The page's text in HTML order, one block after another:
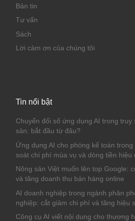
Bản tin
Tư vấn
Sách
Lời cảm ơn của chúng tôi
Tin nổi bật
Chuyển đổi số ứng dụng AI trong truy
sản: bắt đầu từ đâu?
Ứng dụng AI cho phòng kế toán
soát chi phí mùa vụ và dòng tiền hiệu
Nông sản Việt muốn lên top Google:
và tăng doanh thu bán hàng online
AI doanh nghiệp trong ngành phân
nghiệp: cắt giảm chi phí và tăng hiệu
Công cụ AI viết nội dung cho thương